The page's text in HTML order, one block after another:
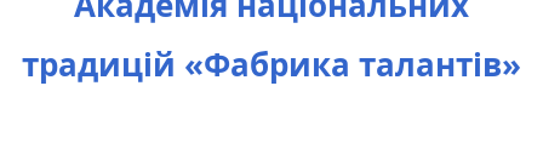
традицій «Фабрика талантів»